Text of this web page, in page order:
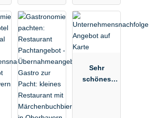
Münchens
Sehr
schönes